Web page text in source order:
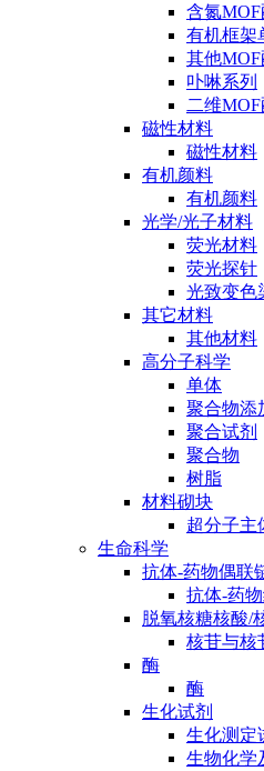
含氮
有机框架
其他
卟啉系列
二维
磁性材料
磁性材料
有机颜料
有机颜料
光学/光子材料
荧光材料
荧光探针
光致变色
其它材料
其他材料
高分子科学
单体
聚合物添
聚合试剂
聚合物
树脂
材料砌块
超分子主
生命科学
抗体-药物偶联
抗体-药
脱氧核糖核酸/
核苷与核
酶
酶
生化试剂
生化测定
生物化学